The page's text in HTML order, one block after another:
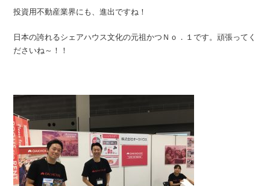
投資用不動産業界にも、進出ですね！
日本の誇れるシェアハウス文化の元祖かつＮｏ．１です。頑張ってく
ださいね～！！